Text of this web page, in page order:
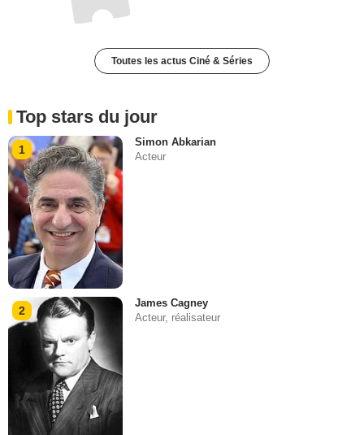
Toutes les actus Ciné & Séries
Top stars du jour
1
Simon Abkarian
Acteur
2
James Cagney
Acteur, réalisateur